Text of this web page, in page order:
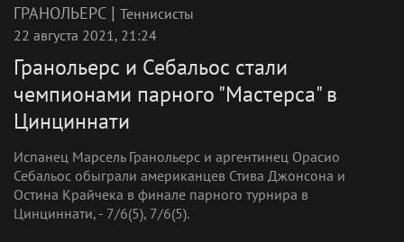
ГРАНОЛЬЕРС | Теннисисты
22 августа 2021, 21:24
Гранольерс и Себальос стали
чемпионами парного "Мастерса" в
Цинциннати
Испанец Марсель Гранольерс и аргентинец Орасио
Себальос обыграли американцев Стива Джонсона и
Остина Крайчека в финале парного турнира в
Цинциннати, - 7/6(5), 7/6(5).